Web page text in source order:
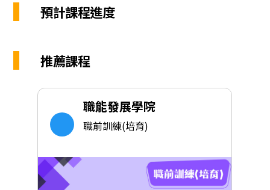
預計課程進度
推薦課程
職能發展學院
職前訓練(培育)